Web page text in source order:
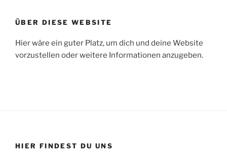
ÜBER DIESE WEBSITE
Hier wäre ein guter Platz, um dich und deine Website
vorzustellen oder weitere Informationen anzugeben.
HIER FINDEST DU UNS